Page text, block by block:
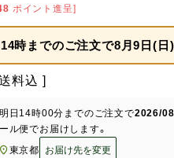
ポイント進呈]
14時までのご注文で8月9日(日
料込
日 14時00分 までのご注文で2026/08/
ル便でお届けします。
東京都
お届け先を変更